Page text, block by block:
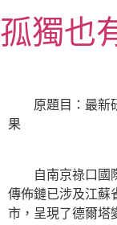
至
主
孤獨也
原題目：最新研
果
自南京祿口國際
傳佈鏈已涉及江蘇
市，呈現了德爾塔